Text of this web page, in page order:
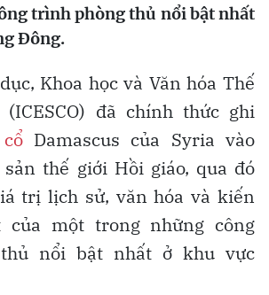
trình phòng thủ nổi bật nhất
Đông.
Khoa học và Văn hóa Thế
đã chính thức ghi
Damascus của Syria vào
thế giới Hồi giáo, qua đó
trị lịch sử, văn hóa và kiến
của một trong những công
nổi bật nhất ở khu vực